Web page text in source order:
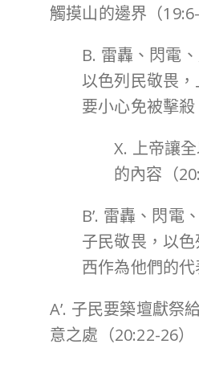
觸摸山的邊界（19:6-
B. 雷轟、閃電
以色列民敬畏
要小心免被擊殺
X. 上帝讓
的內容（
B’. 雷轟、閃電
子民敬畏，以
西作為他們的代
A’. 子民要築壇獻祭
意之處（20:22-26）